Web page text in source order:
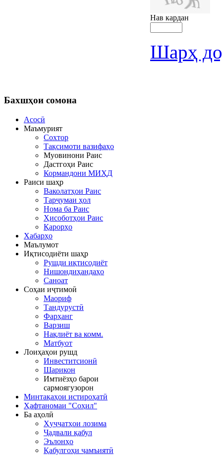
Нав кардан
Шарҳ
Бахшҳои сомона
Асосӣ
Маъмурият
Сохтор
Тақсимоти вазифаҳо
Муовинони Раис
Дастгоҳи Раис
Кормандони МИҲД
Раиси шаҳр
Ваколатҳои Раис
Тарҷумаи ҳол
Нома ба Раис
Ҳисоботҳои Раис
Қарорҳо
Хабарҳо
Маълумот
Иқтисодиёти шаҳр
Рушди иқтисодиёт
Нишондиҳандаҳо
Саноат
Соҳаи иҷтимоӣ
Маориф
Тандурустӣ
Фарҳанг
Варзиш
Нақлиёт ва комм.
Матбуот
Лоиҳаҳои рушд
Инвеститсионӣ
Шарикон
Имтиёзҳо барои
сармоягузорон
Минтақаҳои истироҳатӣ
Ҳафтаномаи "Соҳил"
Ба аҳолӣ
Ҳуҷҷатҳои лозима
Ҷадвали қабул
Эълонҳо
Қабулгоҳи ҷамъиятӣ